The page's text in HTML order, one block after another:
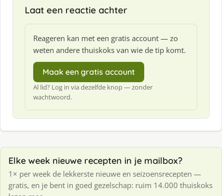
Laat een reactie achter
Reageren kan met een gratis account — zo
weten andere thuiskoks van wie de tip komt.
Maak een gratis account
Al lid? Log in via dezelfde knop — zonder
wachtwoord.
Elke week nieuwe recepten in je mailbox?
1× per week de lekkerste nieuwe en seizoensrecepten —
gratis, en je bent in goed gezelschap: ruim 14.000 thuiskoks